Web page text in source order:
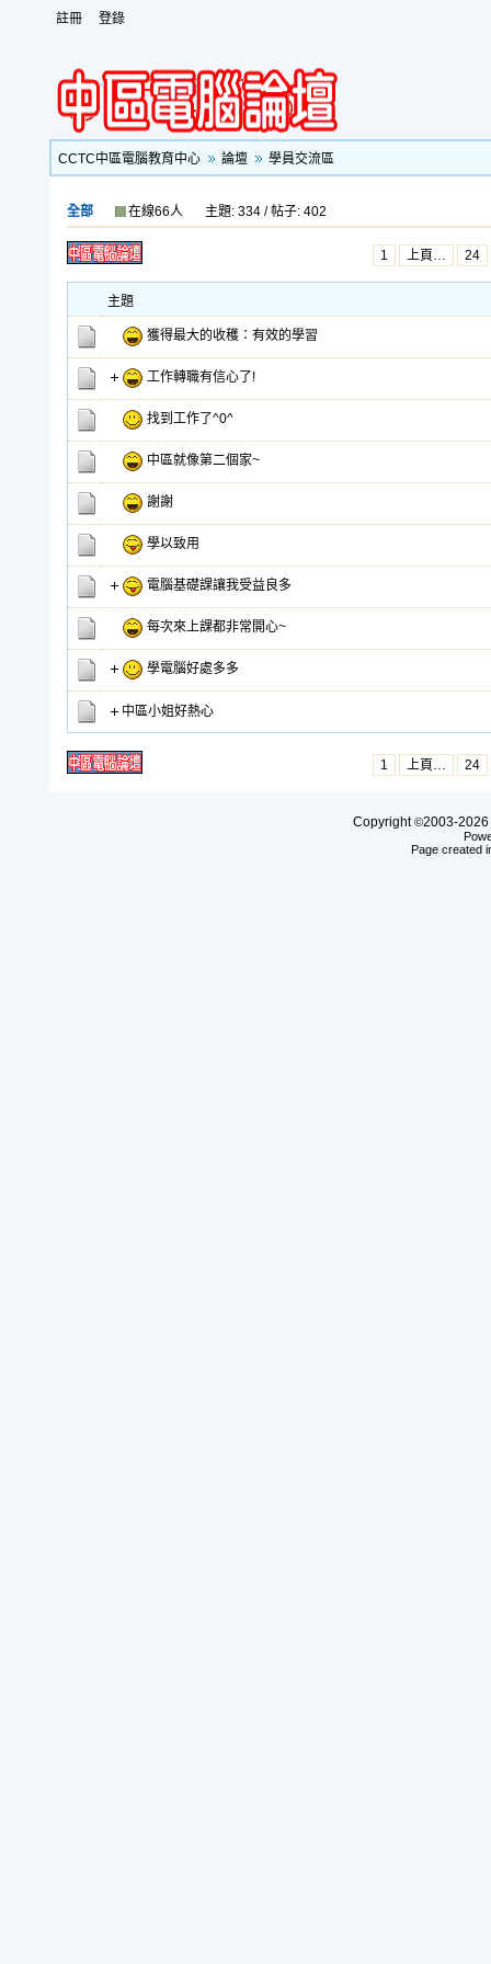
註冊 登錄
CCTC中區電腦教育中心 論壇 學員交流區
全部 在線66人 主題: 334 / 帖子: 402
1 上頁… 24
主題
獲得最大的收穫：有效的學習
工作轉職有信心了!
找到工作了^0^
中區就像第二個家~
謝謝
學以致用
電腦基礎課讓我受益良多
每次來上課都非常開心~
學電腦好處多多
中區小姐好熱心
1 上頁… 24
Copyright©2003-2026
Page created